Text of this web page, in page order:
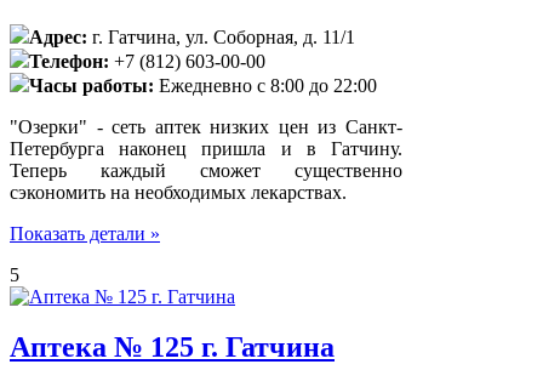
Адрес: г. Гатчина, ул. Соборная, д. 11/1
Телефон: +7 (812) 603-00-00
Часы работы: Ежедневно с 8:00 до 22:00
"Озерки" - сеть аптек низких цен из Санкт-
Петербурга наконец пришла и в Гатчину.
Теперь каждый сможет существенно
сэкономить на необходимых лекарствах.
Показать детали »
5
Аптека № 125 г. Гатчина